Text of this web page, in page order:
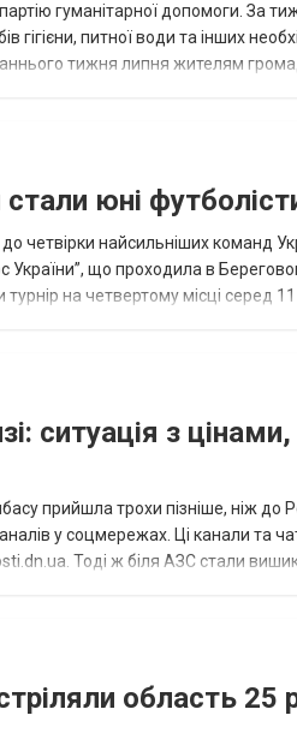
гуманітарної допомоги. За
гігієни, питної води та інших
тижня липня жителям
юні
четвірки найсильніших команд
України”, що проходила в
на четвертому місці серед
ситуація з
прийшла трохи пізніше, ніж до
у соцмережах. Ці канали та
Тоді ж біля АЗС стали
область 25